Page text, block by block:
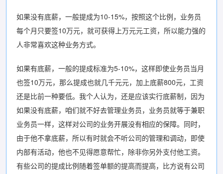
如果没有底薪，一般提成为10-15%，按照这个比例，业务员
每个月只要签10万元，就可获得上万元元工资，所以能力强的
人非常喜欢这种业务方式。
如果有底薪，一般的提成标准为5-10%，这样即使业务员当月
也签10万元，那么提成也就几千元元，加上底薪800元，工资
还是比前一种要低。我个人认为，还是应该实行底薪制，因为
如果没有底薪，咱们就不好去管理业务员，业务员就等于兼职
业务员一样，这样对公司的业务开展没有相应的保障。同时，
由于他不拿底薪，所以有时就会不听公司的管理和调动，即使
内部有活动，他也不见得愿意帮忙，除非你另外支付他工资。
有些公司的提成比例随着签单额的提高而提高，比方说有公司